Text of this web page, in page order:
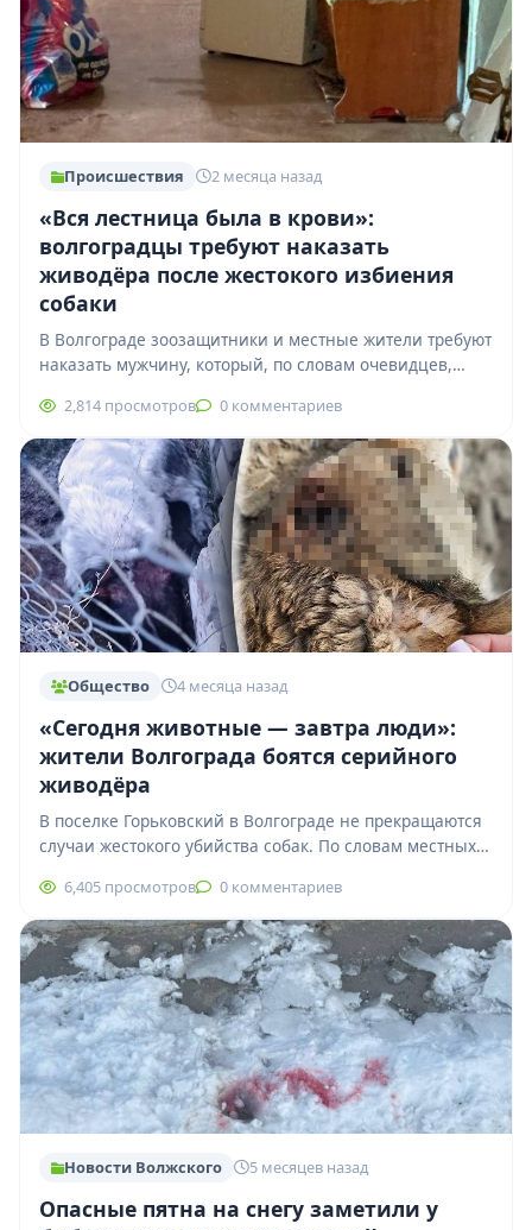
Происшествия 2 месяца назад
«Вся лестница была в крови»:
волгоградцы требуют наказать
живодёра после жестокого избиения
собаки
В Волгограде зоозащитники и местные жители требуют
наказать мужчину, который, по словам очевидцев,
2,814 просмотров 0 комментариев
Общество 4 месяца назад
«Сегодня животные — завтра люди»:
жители Волгограда боятся серийного
живодёра
В поселке Горьковский в Волгограде не прекращаются
случаи жестокого убийства собак. По словам местных
6,405 просмотров 0 комментариев
Новости Волжского 5 месяцев назад
Опасные пятна на снегу заметили у